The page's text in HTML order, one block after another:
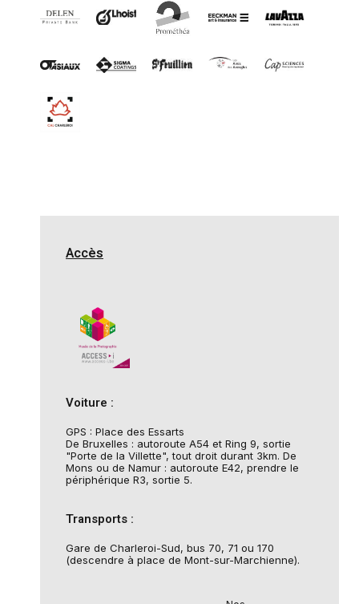
Accès
Voiture :
GPS : Place des Essarts
De Bruxelles : autoroute A54 et Ring 9, sortie
"Porte de la Villette", tout droit durant 3km. De
Mons ou de Namur : autoroute E42, prendre le
périphérique R3, sortie 5.
Transports :
Gare de Charleroi-Sud, bus 70, 71 ou 170
(descendre à place de Mont-sur-Marchienne).